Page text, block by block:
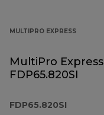
MULTIPRO EXPRESS
MultiPro Express
FDP65.820SI
FDP65.820SI